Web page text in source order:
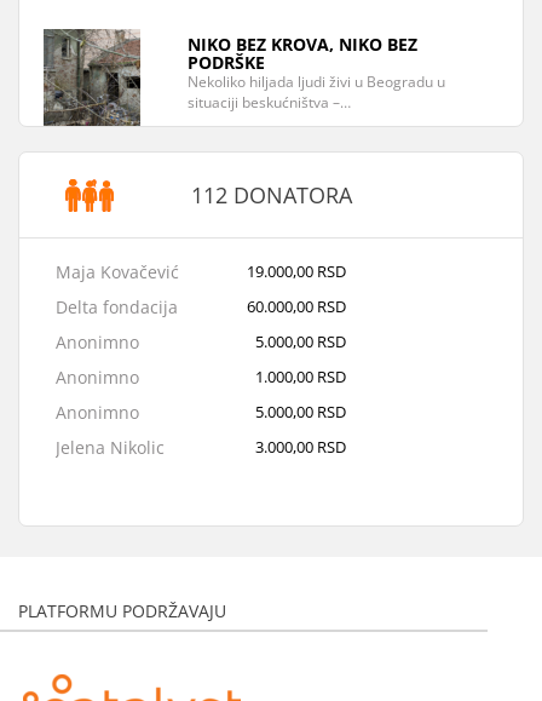
NIKO BEZ KROVA, NIKO BEZ
PODRŠKE
Nekoliko hiljada ljudi živi u Beogradu u
situaciji beskućništva –…
112 DONATORA
Maja Kovačević 19.000,00 RSD
Delta fondacija 60.000,00 RSD
Anonimno 5.000,00 RSD
Anonimno 1.000,00 RSD
Anonimno 5.000,00 RSD
Jelena Nikolic 3.000,00 RSD
Anonimno
Anonimno
PLATFORMU PODRŽAVAJU